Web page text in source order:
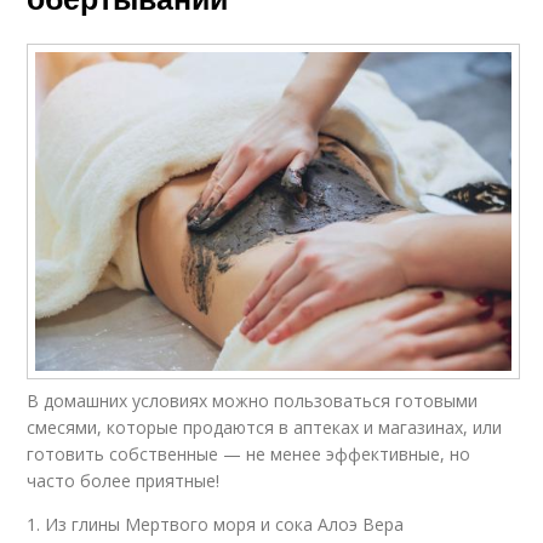
В домашних условиях можно пользоваться готовыми
смесями, которые продаются в аптеках и магазинах, или
готовить собственные — не менее эффективные, но
часто более приятные!
1. Из глины Мертвого моря и сока Алоэ Вера